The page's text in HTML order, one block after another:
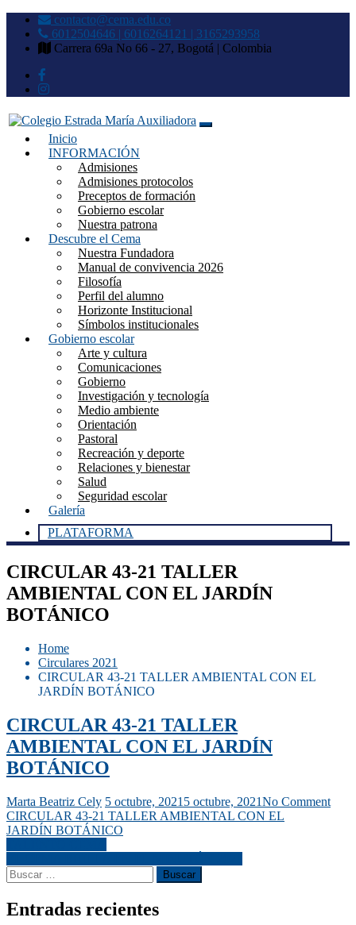
contacto@cema.edu.co
6012504646 | 6016264121 | 3165293958
Carrera 69a No 66 - 27, Bogotá | Colombia
Colegio Estrada María
Auxiliadora
Inicio
INFORMACIÓN
Admisiones
Admisiones protocolos
Preceptos de formación
Gobierno escolar
Nuestra patrona
Descubre el Cema
Nuestra Fundadora
Manual de convivencia 2026
Filosofía
Perfil del alumno
Horizonte Institucional
Símbolos institucionales
Gobierno escolar
Arte y cultura
Comunicaciones
Gobierno
Investigación y tecnología
Medio ambiente
Orientación
Pastoral
Recreación y deporte
Relaciones y bienestar
Salud
Seguridad escolar
Galería
PLATAFORMA
CIRCULAR 43-21 TALLER
AMBIENTAL CON EL JARDÍN
BOTÁNICO
Home
Circulares 2021
CIRCULAR 43-21 TALLER AMBIENTAL CON EL
JARDÍN BOTÁNICO
CIRCULAR 43-21 TALLER
AMBIENTAL CON EL JARDÍN
BOTÁNICO
Marta Beatriz Cely 5 octubre, 2021 5 octubre, 2021No Comment
CIRCULAR 43-21 TALLER AMBIENTAL CON EL
JARDÍN BOTÁNICO
Entradas recientes